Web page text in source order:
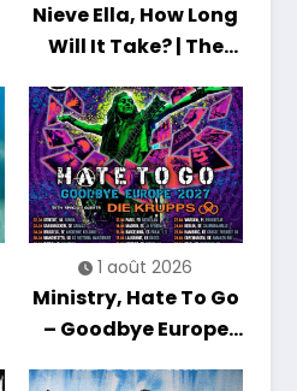
Nieve Ella, How Long
Will It Take? | The
1 août 2026
Ministry, Hate To Go
– Goodbye Europe